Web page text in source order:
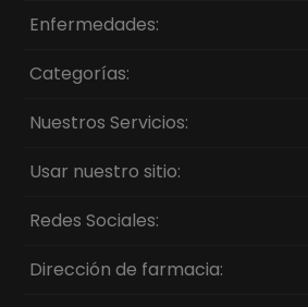
Enfermedades:
Categorías:
Nuestros Servicios:
Usar nuestro sitio:
Redes Sociales:
Dirección de farmacia: